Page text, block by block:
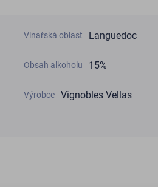
Vinařská oblast Languedoc
Obsah alkoholu 15%
Výrobce Vignobles Vellas